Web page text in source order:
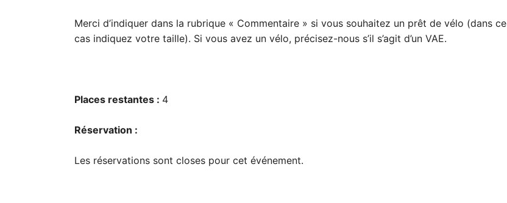
Merci d’indiquer dans la rubrique « Commentaire » si vous souhaitez un prêt de vélo (dans ce
cas indiquez votre taille). Si vous avez un vélo, précisez-nous s’il s’agit d’un VAE.
Places restantes : 4
Réservation :
Les réservations sont closes pour cet événement.